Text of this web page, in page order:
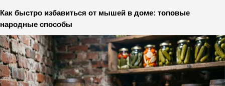
Как быстро избавиться от мышей в доме: топовые
народные способы